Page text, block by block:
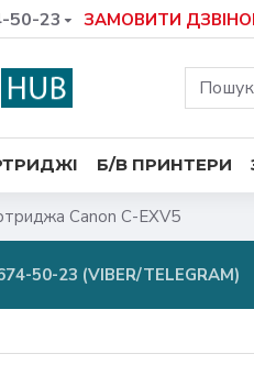
50-23 ЗАМОВИТИ
Б/В ПРИНТЕРИ
Canon C-EXV5
50-23 (VIBER/TELEGRAM)